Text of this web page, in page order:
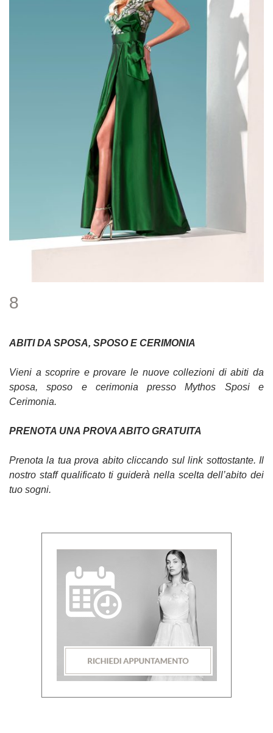
8
ABITI DA SPOSA, SPOSO E CERIMONIA
Vieni a scoprire e provare le nuove collezioni di abiti da
sposa, sposo e cerimonia presso Mythos Sposi e
Cerimonia.
PRENOTA UNA PROVA ABITO GRATUITA
Prenota la tua prova abito cliccando sul link sottostante. Il
nostro staff qualificato ti guiderà nella scelta dell’abito dei
tuo sogni.